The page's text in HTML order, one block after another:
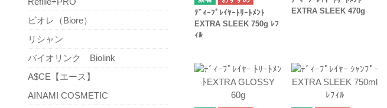
ﾃﾞｨｰﾌﾟﾚｲﾔｰﾄﾘｰﾄﾒﾝﾄ
EXTRA SLEEK 750g ﾚﾌ
ｨﾙ
EXTRA SLEEK 470g
ビオレ（Biore）
リシャン
バイオリンク Biolink
A$CE【エース】
AINAMI COSMETIC